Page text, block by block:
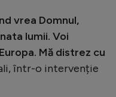
vrea Domnul,
lumii. Voi
Mă distrez cu
într-o intervenție